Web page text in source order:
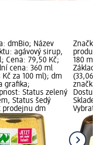
dmBio; Název
agávový sirup,
Cena: 79,50 Kč;
cena: 360 ml
Kč za 100 ml); dm
grafika;
Status zelený
Status šedý
prodejnu dm
Značka:
180 ml;
(33,06
značka
Vybrat